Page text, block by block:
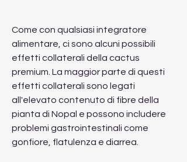
Come con qualsiasi integratore
alimentare, ci sono alcuni possibili
effetti collaterali della cactus
premium. La maggior parte di questi
effetti collaterali sono legati
all'elevato contenuto di fibre della
pianta di Nopal e possono includere
problemi gastrointestinali come
gonfiore, flatulenza e diarrea.